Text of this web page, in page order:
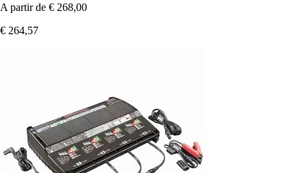
A partir de € 268,00
€ 264,57